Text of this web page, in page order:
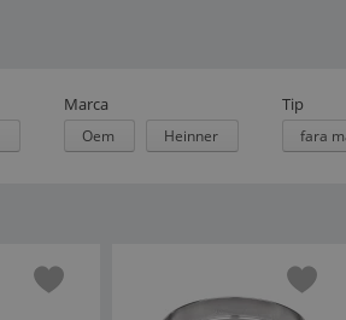
Marca
Oem Heinner
Tip
fara